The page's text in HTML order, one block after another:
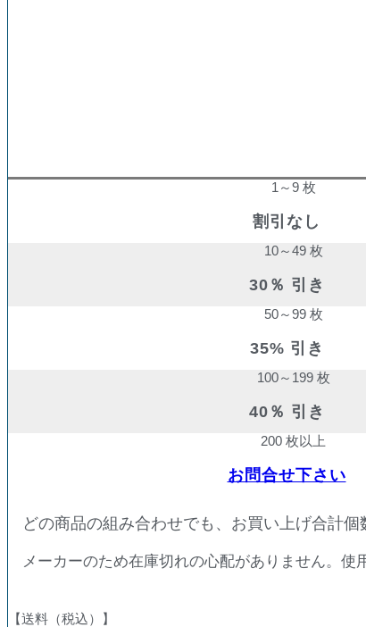
1～9 枚
割引なし
10～49 枚
30％ 引き
50～99 枚
35% 引き
100～199 枚
40％ 引き
200 枚以上
お問合せ下さい
どの商品の組み合わせでも、お買い上げ合計個
メーカーのため在庫切れの心配がありません。使
【送料（税込）】